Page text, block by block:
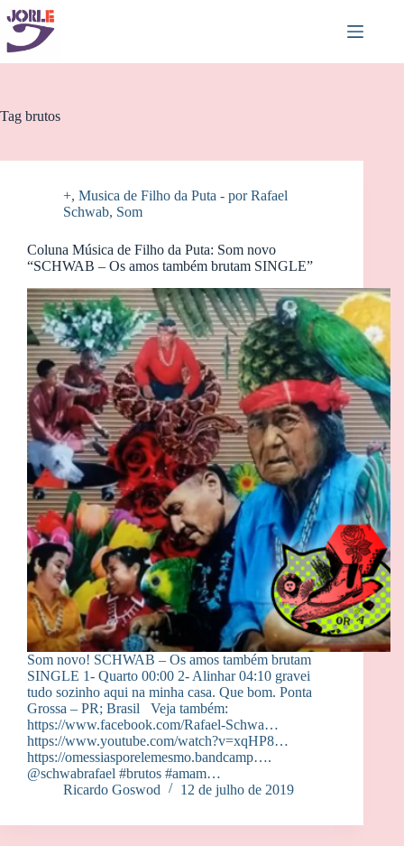
Pular
para
conteúdo
Tag brutos
+, Musica de Filho da Puta - por Rafael
Schwab, Som
Coluna Música de Filho da Puta: Som novo
“SCHWAB – Os amos também brutam SINGLE”
Som novo! SCHWAB – Os amos também brutam
SINGLE 1- Quarto 00:00 2- Alinhar 04:10 gravei
tudo sozinho aqui na minha casa. Que bom. Ponta
Grossa – PR; Brasil Veja também:
https://www.facebook.com/Rafael-Schwa…
https://www.youtube.com/watch?v=xqHP8…
https://omessiasporelemesmo.bandcamp….
@schwabrafael #brutos #amam…
Ricardo Goswod
12 de julho de 2019